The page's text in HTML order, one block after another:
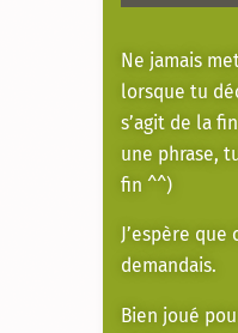
Ne jamais
lorsque tu
s’agit de la
une phrase,
fin ^^)
J’espère que
demandais.
Bien joué